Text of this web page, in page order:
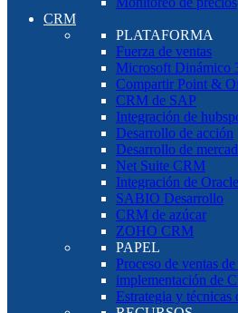
CRM
PLATAFORMA
Fuerza de ventas
Microsoft Dinámico
Compartir Point &
CRM de SAP
Integración de
Desarrollo de acción
Desarrollo de
Net Suite CRM
Integración de
SABIO Desarrollo
CRM de azúcar
ZOHO CRM
PAPEL
Proceso de ventas
implementación de
Estrategia y